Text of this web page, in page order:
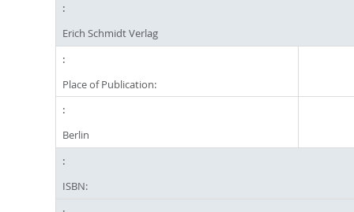
Erich Schmidt Verlag
Place of Publication:
Berlin
ISBN: